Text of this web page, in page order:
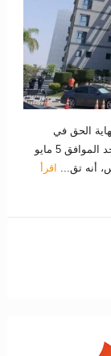
الحق في
كوبون الشركة لمشتري السهم بإغلاق جلسة يوم الأحد الموافق 5 مايو
أنه تق...
اقرأ